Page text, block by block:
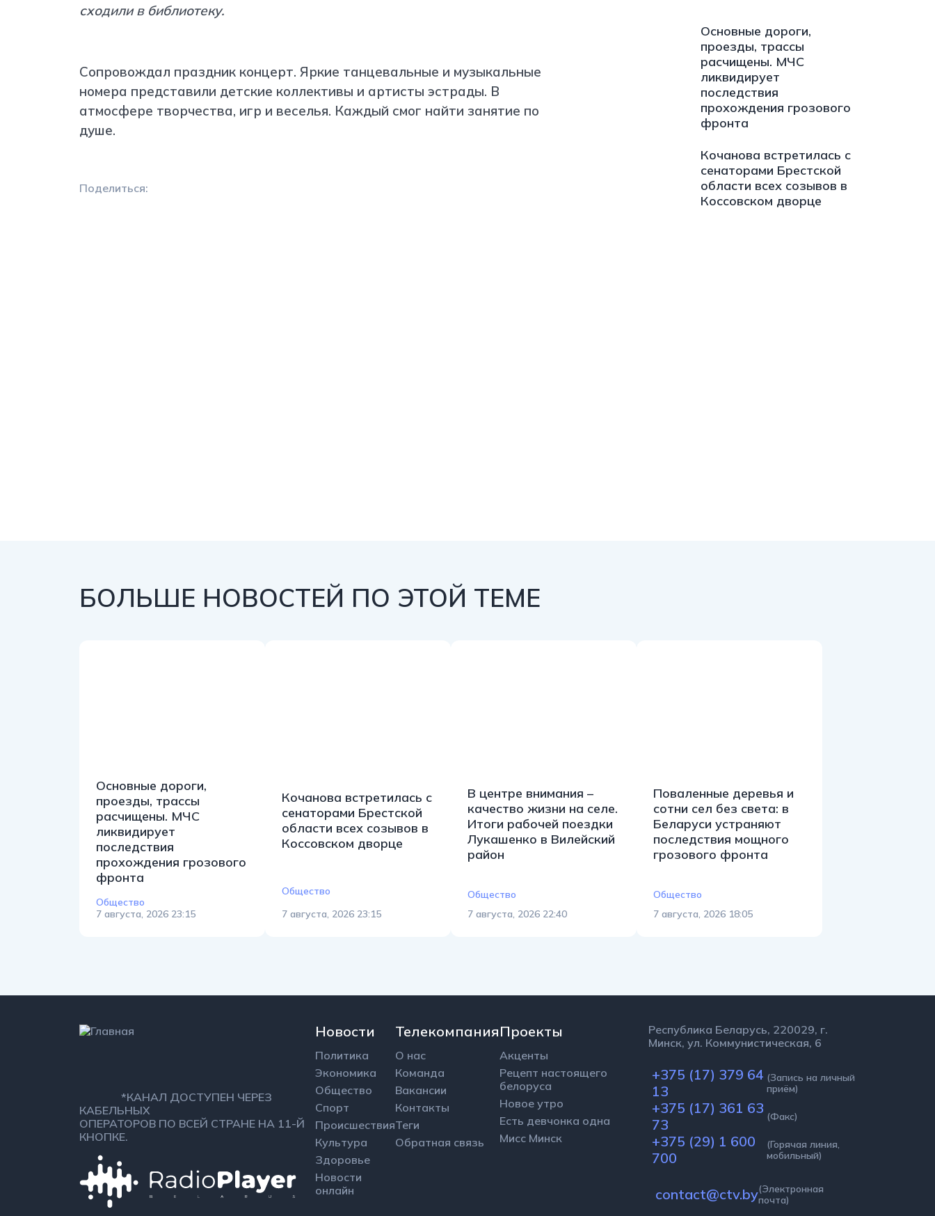
сходили в библиотеку.
Сопровождал праздник концерт. Яркие танцевальные и музыкальные
номера представили детские коллективы и артисты эстрады. В
атмосфере творчества, игр и веселья. Каждый смог найти занятие по
душе.
Поделиться:
Основные дороги,
проезды, трассы
расчищены. МЧС
ликвидирует
последствия
прохождения грозового
фронта
Кочанова встретилась с
сенаторами Брестской
области всех созывов в
Коссовском дворце
БОЛЬШЕ НОВОСТЕЙ ПО ЭТОЙ ТЕМЕ
Основные дороги,
проезды, трассы
расчищены. МЧС
ликвидирует
последствия
прохождения грозового
фронта
Общество
7 августа, 2026 23:15
Кочанова встретилась с
сенаторами Брестской
области всех созывов в
Коссовском дворце
Общество
7 августа, 2026 23:15
В центре внимания –
качество жизни на селе.
Итоги рабочей поездки
Лукашенко в Вилейский
район
Общество
7 августа, 2026 22:40
Поваленные деревья и
сотни сел без света: в
Беларуси устраняют
последствия мощного
грозового фронта
Общество
7 августа, 2026 18:05
*КАНАЛ ДОСТУПЕН ЧЕРЕЗ
КАБЕЛЬНЫХ
ОПЕРАТОРОВ ПО ВСЕЙ СТРАНЕ НА 11-Й
КНОПКЕ.
Новости
Политика
Экономика
Общество
Спорт
Происшествия
Культура
Здоровье
Новости
онлайн
Телекомпания
О нас
Команда
Вакансии
Контакты
Теги
Обратная связь
Проекты
Акценты
Рецепт настоящего
белоруса
Новое утро
Есть девчонка одна
Мисс Минск
Республика Беларусь, 220029, г.
Минск, ул. Коммунистическая, 6
+375 (17) 379 64
13
(Запись на личный
приём)
+375 (17) 361 63
73
(Факс)
+375 (29) 1 600
700
(Горячая линия,
мобильный)
contact@ctv.by(Электронная
почта)